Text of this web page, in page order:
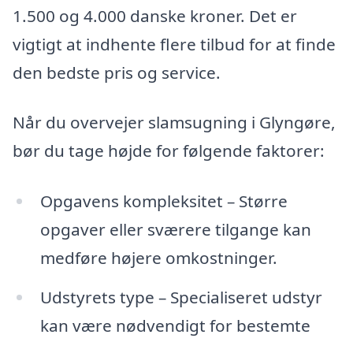
1.500 og 4.000 danske kroner. Det er
vigtigt at indhente flere tilbud for at finde
den bedste pris og service.
Når du overvejer slamsugning i Glyngøre,
bør du tage højde for følgende faktorer:
Opgavens kompleksitet – Større
opgaver eller sværere tilgange kan
medføre højere omkostninger.
Udstyrets type – Specialiseret udstyr
kan være nødvendigt for bestemte